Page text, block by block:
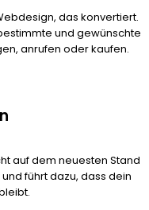
das konvertiert.
und gewünschte
anrufen oder kaufen.
auf dem neuesten Stand
führt dazu, dass dein